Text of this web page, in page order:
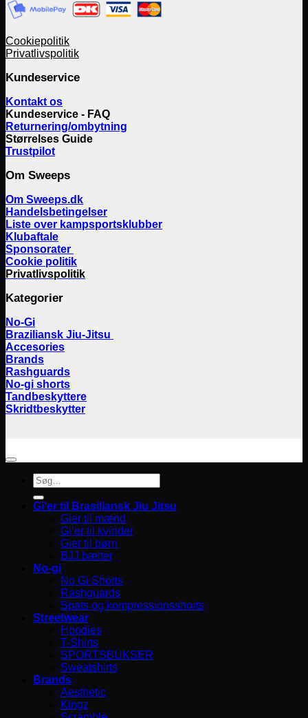
Cookiepolitik
Privatlivspolitik
Kundeservice
Kontakt os
Kundeservice - FAQ
Returnering/ombytning
Størrelses Guide
Trustpilot
Om Sweeps
Om Sweeps.dk
Handelsbetingelser
Liste over kampsportsklubber
Klubaftale
Sponsorater
Cookie politik
Privatlivspolitik
Kategorier
No-Gi
Braziliansk Jiu-Jitsu
Accesories
Brands
Rashguards
No-gi shorts
Tandbeskyttere
Skridtbeskytter
Søg
efter:
Gi’er til Brasiliansk Jiu Jitsu
Gier til mænd
Gi’er til kvinder
Gier til børn
BJJ bælter
No-gi
No Gi Shorts
Rashguards
Spats og kompressionsshorts
Streetwear
Hoodies
T-Shirts
SPORTSBUKSER
Sweatshirts
Brands
Aesthetic
Kingz